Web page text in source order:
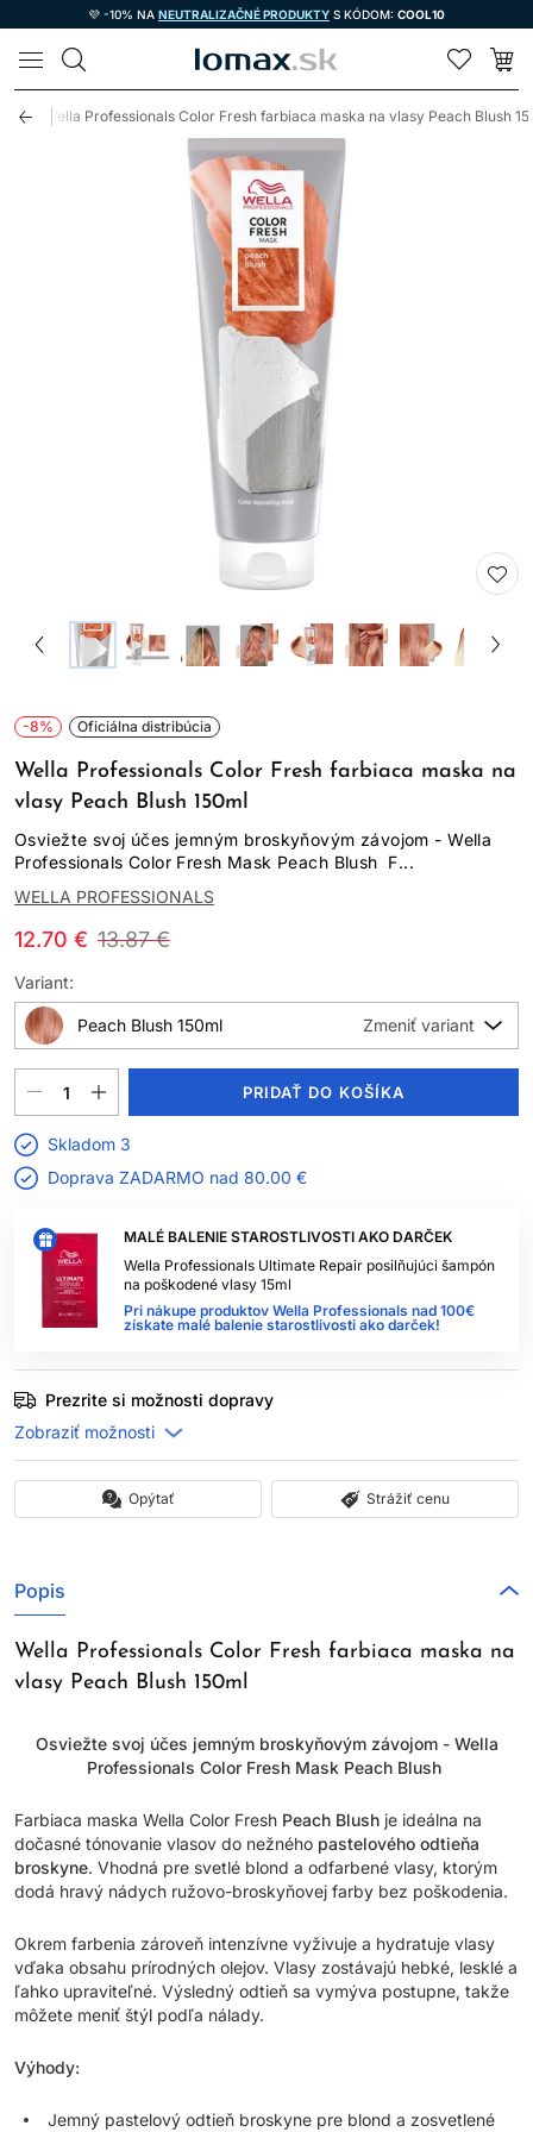
💜 -10% NA NEUTRALIZAČNÉ PRODUKTY S KÓDOM: COOL10
LOMAX
Wella Professionals Color Fresh farbiaca maska na vlasy Peach Blush
-8% Oficiálna distribúcia
Wella Professionals Color Fresh farbiaca maska na
vlasy Peach Blush 150ml
Osviežte svoj účes jemným broskyňovým závojom - Wella
Professionals Color Fresh Mask Peach Blush F...
WELLA PROFESSIONALS
13.87 €
12.70 €
MALÉ BALENIE STAROSTLIVOSTI AKO DARČEK
Wella Professionals Ultimate Repair posilňujúci šampón
na poškodené vlasy 15ml
Pri nákupe produktov Wella Professionals nad 100€
získate malé balenie starostlivosti ako darček!
Variant:
Peach Blush 150ml
PRIDAŤ DO KOŠÍKA
Skladom 3
Doprava ZADARMO nad 80.00 €
Prezrite si možnosti dopravy
Opýtať Strážiť cenu
Popis
Wella Professionals Color Fresh farbiaca maska na
vlasy Peach Blush 150ml
Osviežte svoj účes jemným broskyňovým závojom - Wella
Professionals Color Fresh Mask Peach Blush
Farbiaca maska Wella Color Fresh Peach Blush je ideálna na
dočasné tónovanie vlasov do nežného pastelového odtieňa
broskyne. Vhodná pre svetlé blond a odfarbené vlasy, ktorým
dodá hravý nádych ružovo-broskyňovej farby bez poškodenia.
Okrem farbenia zároveň intenzívne vyživuje a hydratuje vlasy
vďaka obsahu prírodných olejov. Vlasy zostávajú hebké, lesklé a
ľahko upraviteľné. Výsledný odtieň sa vymýva postupne, takže
môžete meniť štýl podľa nálady.
Výhody:
Jemný pastelový odtieň broskyne pre blond a zosvetlené